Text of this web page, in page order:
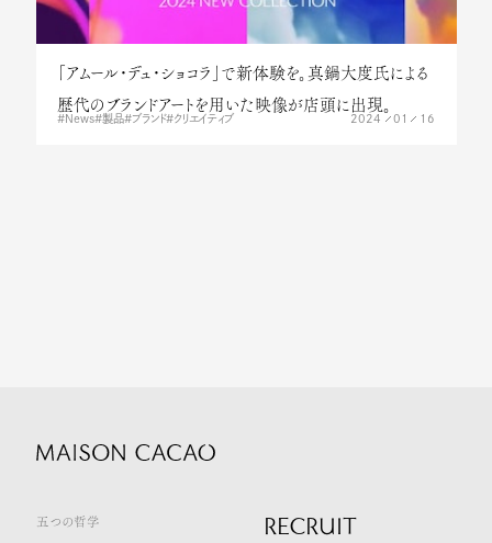
「アムール・デュ・ショコラ」で新体験を。真鍋大度氏による
歴代のブランドアートを用いた映像が店頭に出現。
2024 01 16
News 製品 ブランド クリエイティブ
五つの哲学
RECRUIT